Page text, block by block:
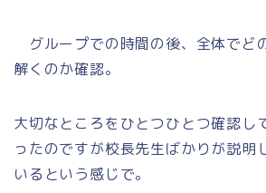
グループでの時間の後、全体でど
解くのか確認。
大切なところをひとつひとつ確認し
ったのですが校長先生ばかりが説明
いるという感じで。